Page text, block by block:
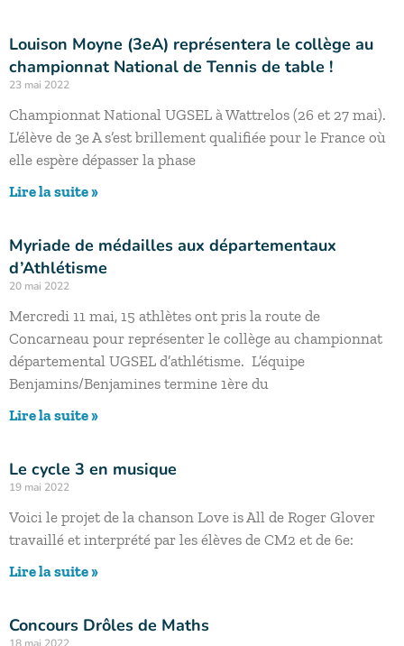
Louison Moyne (3eA) représentera le collège au
championnat National de Tennis de table !
23 mai 2022
Championnat National UGSEL à Wattrelos (26 et 27 mai).
L’élève de 3e A s’est brillement qualifiée pour le France où
elle espère dépasser la phase
Lire la suite »
Myriade de médailles aux départementaux
d’Athlétisme
20 mai 2022
Mercredi 11 mai, 15 athlètes ont pris la route de
Concarneau pour représenter le collège au championnat
départemental UGSEL d’athlétisme. L’équipe
Benjamins/Benjamines termine 1ère du
Lire la suite »
Le cycle 3 en musique
19 mai 2022
Voici le projet de la chanson Love is All de Roger Glover
travaillé et interprété par les élèves de CM2 et de 6e:
Lire la suite »
Concours Drôles de Maths
18 mai 2022